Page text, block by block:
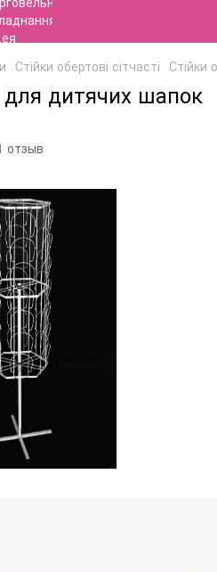
Стійки обертові сітчасті Стійки
для дитячих шапок
отзыв